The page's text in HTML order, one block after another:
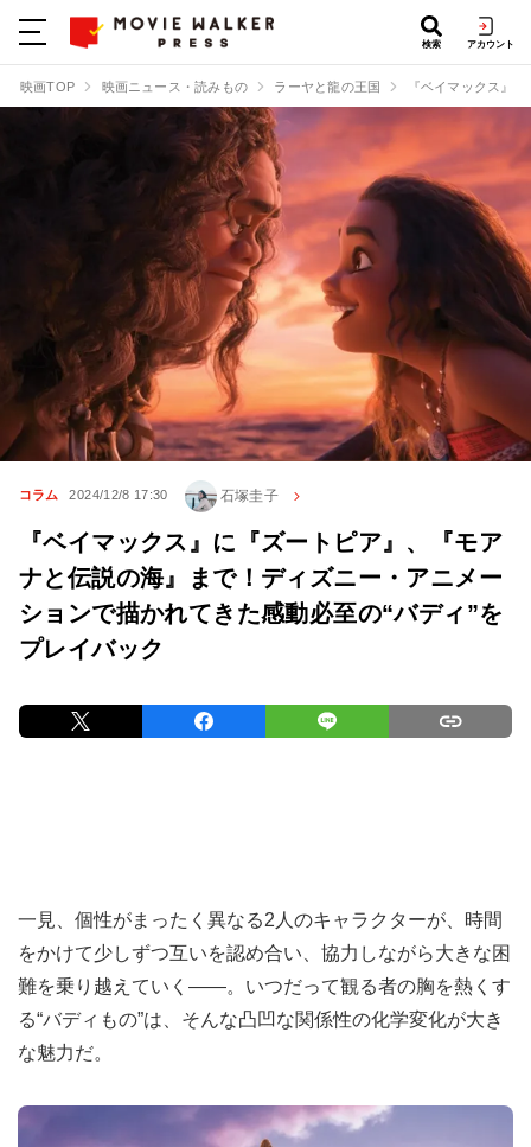
検索 アカウント
映画TOP 映画ニュース・読みもの ラーヤと龍の王国 『ベイマックス』
コラム 2024/12/8 17:30 石塚圭子
『ベイマックス』に『ズートピア』、『モア
ナと伝説の海』まで！ディズニー・アニメー
ションで描かれてきた感動必至の“バディ”を
プレイバック
一見、個性がまったく異なる2人のキャラクターが、時間
をかけて少しずつ互いを認め合い、協力しながら大きな困
難を乗り越えていく――。いつだって観る者の胸を熱くす
る“バディもの”は、そんな凸凹な関係性の化学変化が大き
な魅力だ。